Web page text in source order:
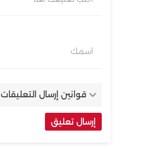
اسمك
قوانين إرسال التعليقات